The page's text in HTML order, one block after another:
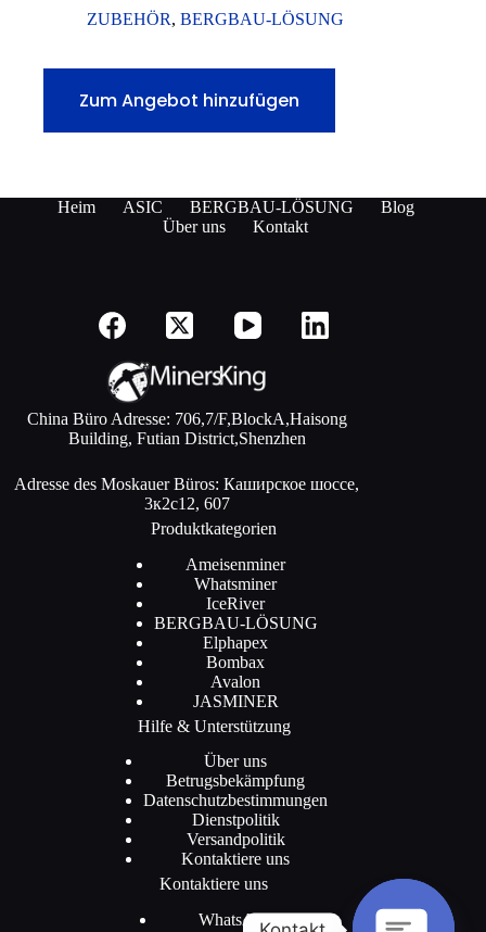
ZUBEHÖR, BERGBAU-LÖSUNG
Zum Angebot hinzufügen
Heim ASIC BERGBAU-LÖSUNG
Blog
Über uns
Kontakt
China Büro Adresse: 706,7/F,BlockA,Haisong
Building, Futian District,Shenzhen
Adresse des Moskauer Büros: Каширское шоссе,
3к2с12, 607
Produktkategorien
Ameisenminer
Whatsminer
IceRiver
BERGBAU-LÖSUNG
Elphapex
Bombax
Avalon
JASMINER
Hilfe & Unterstützung
Über uns
Betrugsbekämpfung
Datenschutzbestimmungen
Dienstpolitik
Versandpolitik
Kontaktiere uns
Kontaktiere uns
WhatsApp